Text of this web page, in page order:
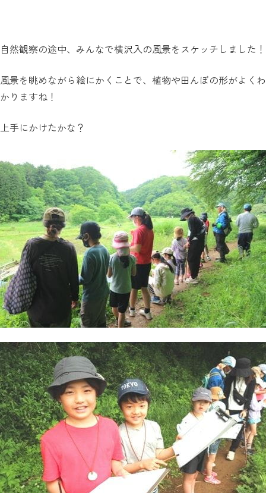
自然観察の途中、みんなで横沢入の風景をスケッチしました！
風景を眺めながら絵にかくことで、植物や田んぼの形がよくわ
かりますね！
上手にかけたかな？